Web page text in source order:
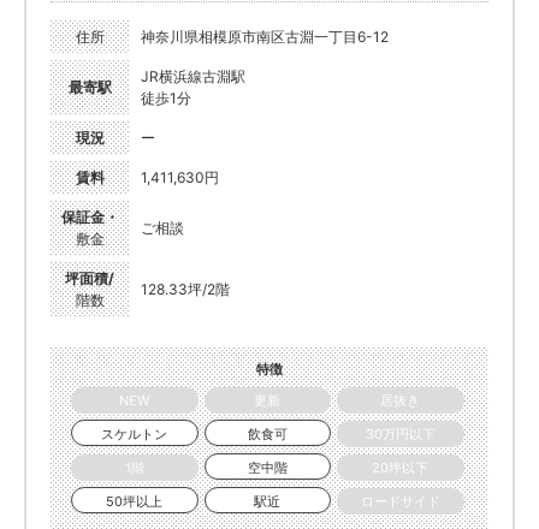
住所 神奈川県相模原市南区古淵一丁目6-12
最寄駅
JR横浜線古淵駅
徒歩1分
現況 ー
賃料 1,411,630円
保証金・
敷金
ご相談
坪面積/
階数
128.33坪/2階
特徴
NEW
更新
居抜き
スケルトン
飲食可
30万円以下
1階
空中階
20坪以下
50坪以上
駅近 ロードサイド